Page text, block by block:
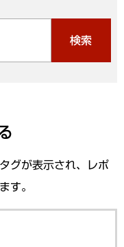
検索
グが表示され、レポ
す。